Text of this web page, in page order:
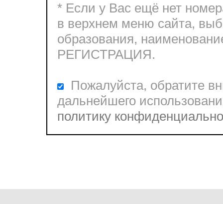
* Если у Вас ещё нет
в верхнем меню сайта,
образования,
РЕГИСТРАЦИЯ.
Пожалуйста, обратите
дальнейшего
политику